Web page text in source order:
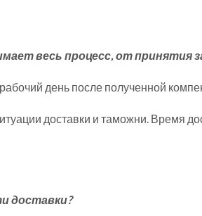
весь процесс, от принятия
день после полученной
доставки и таможни. Время
доставки?